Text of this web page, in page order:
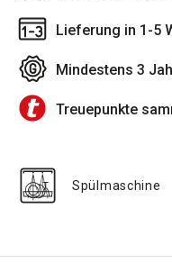
Lieferung in 1-5
Mindestens 3
Treuepunkte
Spülmaschine